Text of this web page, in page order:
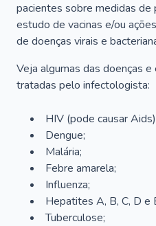
pacientes sobre medidas de
estudo de vacinas e/ou
de doenças virais e
Veja algumas das doenças
tratadas pelo infectologista:
HIV (pode causar
Dengue;
Malária;
Febre amarela;
Influenza;
Hepatites A, B, C, D e
Tuberculose;